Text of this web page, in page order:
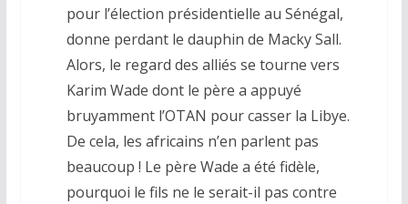
pour l’élection présidentielle au Sénégal,
donne perdant le dauphin de Macky Sall.
Alors, le regard des alliés se tourne vers
Karim Wade dont le père a appuyé
bruyamment l’OTAN pour casser la Libye.
De cela, les africains n’en parlent pas
beaucoup ! Le père Wade a été fidèle,
pourquoi le fils ne le serait-il pas contre